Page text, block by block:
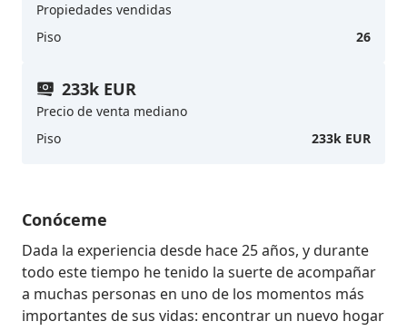
Propiedades vendidas
Piso
26
233k EUR
Precio de venta mediano
Piso
233k EUR
Conóceme
Dada la experiencia desde hace 25 años, y durante
todo este tiempo he tenido la suerte de acompañar
a muchas personas en uno de los momentos más
importantes de sus vidas: encontrar un nuevo hogar